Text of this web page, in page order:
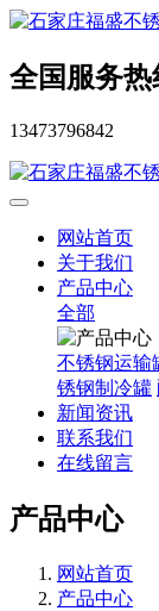
全国服务热
13473796842
网站首页
关于我们
产品中心
全部
不锈钢运输
锈钢制冷罐
新闻资讯
联系我们
在线留言
产品中心
网站首页
产品中心